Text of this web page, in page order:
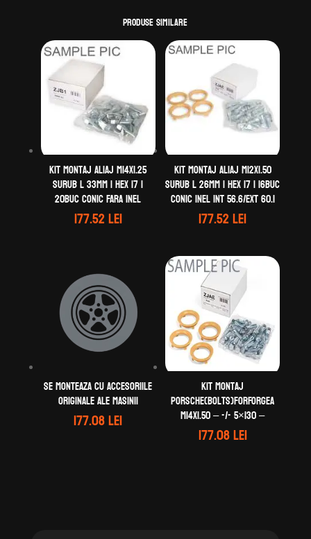
Produse similare
Kit montaj aliaj M14X1.25
Surub L 33mm | Hex 17 |
20buc Conic Fara inel
177.52lei
Kit montaj aliaj M12X1.50
Surub L 26mm | Hex 17 | 16buc
Conic Inel Int 56.6/Ext 60.1
177.52lei
Se monteaza cu accesoriile
originale ale masinii
177.08lei
Kit montaj
Porsche(Bolts)forForgeA
M14X1.50 – -/- 5×130 –
177.08lei